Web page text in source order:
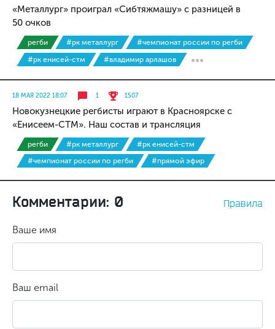
«Металлург» проиграл «Сибтяжмашу» с разницей в
50 очков
регби #рк металлург
#чемпионат россии по регби
#рк енисей-стм
#владимир арлашов
18 МАЯ 2022 18:07 1 1507
Новокузнецкие регбисты играют в Красноярске с
«Енисеем-СТМ». Наш состав и трансляция
регби #рк металлург
#рк енисей-стм
#чемпионат россии по регби
#прямой эфир
Комментарии: 0 Правила
Ваше имя
Ваш email